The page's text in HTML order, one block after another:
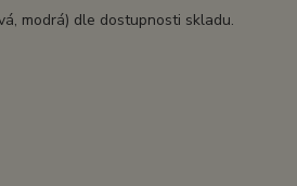
modrá) dle dostupnosti skladu.